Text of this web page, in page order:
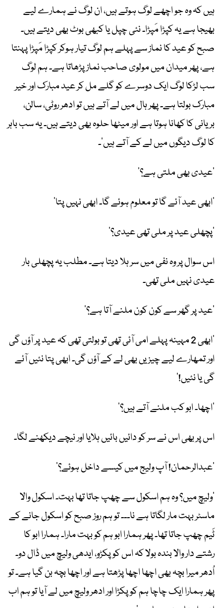
ہیں کہ وہ جو اچھے لوگ ہوتے ہیں، ان لوگ نے ہمارے لیے
بھیجا ہے یہ کپڑا مَپڑا۔ نئی چپل یا کبھی بوٹ بھی دیتے ہیں۔
صبح کو عید کا نماز سے پہلے ہم لوگ تیار ہوکر کپڑا مَپڑا پہنتا
ہے، پھر میدان میں مولوی صاحب نماز پڑھاتا ہے۔ ہم لوگ
سب لڑکا لوگ ایک دوسرے کو گلے مل کر عید مبارک اور خیر
مبارک بولتا ہے۔ پھر ہال میں لے آتے ہیں تو ادھر روٹی، سالن،
بریانی کا کھانا ہوتا ہے اور میٹھا حلوہ بھی دیتے ہیں۔ یہ سب باہر
کا لوگ دیگوں میں لے کے آتے ہیں‘۔
’عیدی بھی ملتی ہے؟‘
’ابھی عید آئے گا تو معلوم ہوئے گا۔ ابھی نہیں پتا‘
’پچھلی عید پر ملی تھی عیدی؟‘
اس سوال پر وہ نفی میں سر ہلا دیتا ہے۔ مطلب یہ پچھلی بار
عیدی نہیں ملی تھی۔
’عید پر گھر سے کون کون ملنے آتا ہے؟‘
’ابھی 2 مہینہ پہلے امی آئی تھی تو بولتی تھی کہ عید پر آؤں گی
اور تمھارے لیے چیزیں بھی لے کے آؤں گی۔ ابھی پتا نئیں آئے
گی یا نئیں!‘
’اچھا۔ ابو کب ملنے آتے ہیں؟‘
اس پر بھی اس نے سر کو دائیں بائیں ہلایا اور نیچے دیکھنے لگا۔
’عبدالرحمان! آپ ولیج میں کیسے داخل ہوئے؟‘
’ولیچ میں؟ وہ ہم اسکول سے چھپ جاتا تھا بہت۔ اسکول والا
ماسٹر بہت مار لگاتا ہے نا۔۔۔ تو ہم روز صبح کو اسکول جانے کے
ٹَیم چھپ جاتا تھا۔ پھر ہمارا ابو ہم کو بہت مارا۔ ہمارا ابو کا
رشتے دار والا بندہ بولا کہ اس کو پکڑو، ایدھی ولیچ میں ڈال دو۔
اُدھر میرا بچہ بھی اچھا اچھا پڑھتا ہے اور اچھا بچہ بن گیا ہے۔ تو
پھر ہمارا ایک چاچا ہم کو پکڑا اور ادھر ولیچ میں لے آیا تو ہم اب